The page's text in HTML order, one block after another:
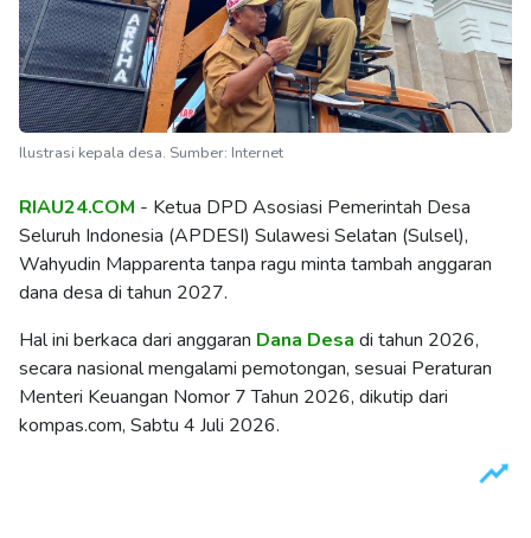
Ilustrasi kepala desa. Sumber: Internet
RIAU24.COM - Ketua DPD Asosiasi Pemerintah Desa
Seluruh Indonesia (APDESI) Sulawesi Selatan (Sulsel),
Wahyudin Mapparenta tanpa ragu minta tambah anggaran
dana desa di tahun 2027.
Hal ini berkaca dari anggaran Dana Desa di tahun 2026,
secara nasional mengalami pemotongan, sesuai Peraturan
Menteri Keuangan Nomor 7 Tahun 2026, dikutip dari
kompas.com, Sabtu 4 Juli 2026.